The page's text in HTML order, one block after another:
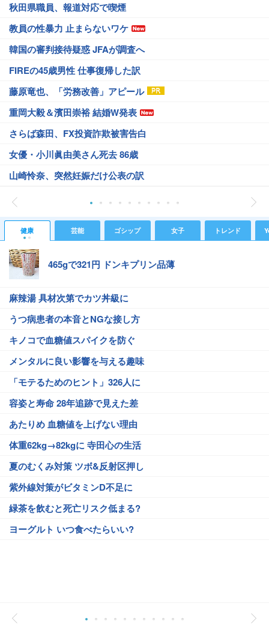
秋田県職員、報道対応で喫煙
教員の性暴力 止まらないワケ
韓国の審判接待疑惑 JFAが調査へ
FIREの45歳男性 仕事復帰した訳
藤原竜也、「労務改善」アピール
重岡大毅＆濱田崇裕 結婚W発表
さらば森田、FX投資詐欺被害告白
女優・小川眞由美さん死去 86歳
山崎怜奈、突然妊娠だけ公表の訳
健康 芸能 ゴシップ 女子 トレンド
465gで321円 ドンキプリン品薄
麻辣湯 具材次第でカツ丼級に
うつ病患者の本音とNGな接し方
キノコで血糖値スパイクを防ぐ
メンタルに良い影響を与える趣味
「モテるためのヒント」326人に
容姿と寿命 28年追跡で見えた差
あたりめ 血糖値を上げない理由
体重62kg→82kgに 寺田心の生活
夏のむくみ対策 ツボ&反射区押し
紫外線対策がビタミンD不足に
緑茶を飲むと死亡リスク低まる?
ヨーグルト いつ食べたらいい?